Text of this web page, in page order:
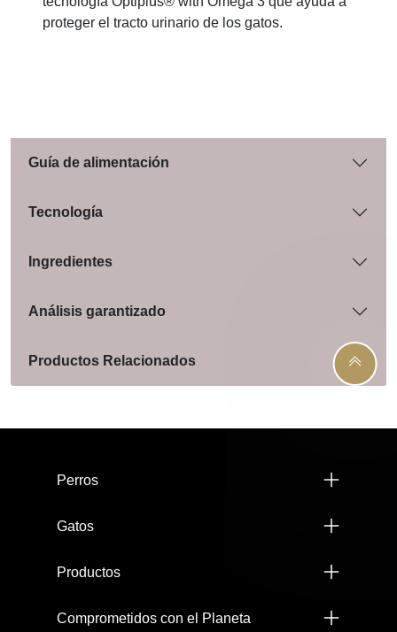
proteger el tracto urinario de los gatos.
Guía de alimentación
Tecnología
Ingredientes
Análisis garantizado
Productos Relacionados
Perros
Gatos
Productos
Comprometidos con el Planeta